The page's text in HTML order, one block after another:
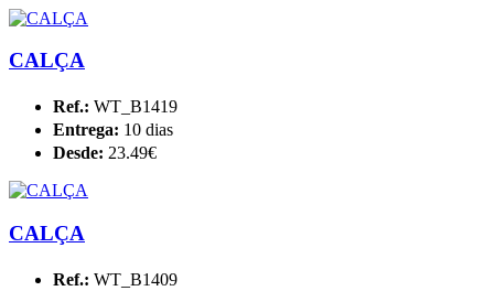
CALÇA
Ref.: WT_B1419
Entrega: 10 dias
Desde: 23.49€
CALÇA
Ref.: WT_B1409